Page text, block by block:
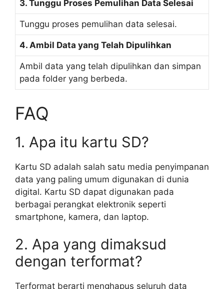
3. Tunggu Proses Pemulihan Data Selesai
Tunggu proses pemulihan data selesai.
4. Ambil Data yang Telah Dipulihkan
Ambil data yang telah dipulihkan dan simpan
pada folder yang berbeda.
FAQ
1. Apa itu kartu SD?
Kartu SD adalah salah satu media penyimpanan
data yang paling umum digunakan di dunia
digital. Kartu SD dapat digunakan pada
berbagai perangkat elektronik seperti
smartphone, kamera, dan laptop.
2. Apa yang dimaksud
dengan terformat?
Terformat berarti menghapus seluruh data